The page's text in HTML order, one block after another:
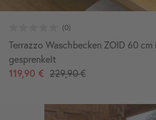
Terrazzo Waschbecken ZOID 60
gesprenkelt
119,90 € 229,90 €